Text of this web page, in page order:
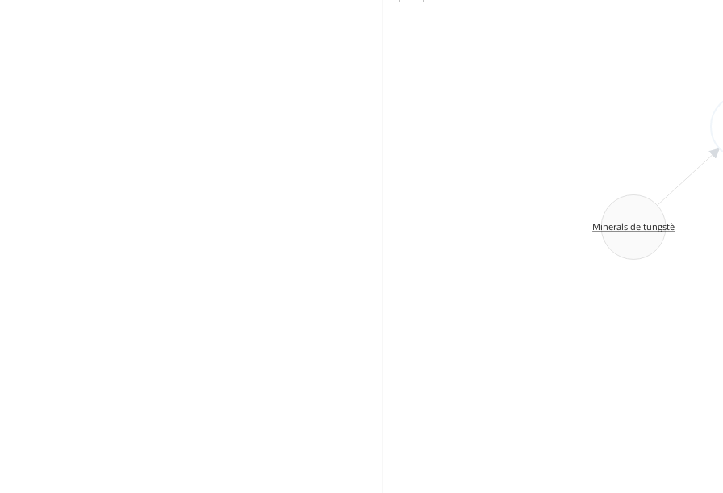
Minerals de tungstè